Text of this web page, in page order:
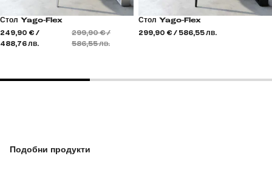
Подобни продукти
Стол Yago-Flex
249,90 € /
488,76 лв.
299,90 € /
586,55 лв.
Стол Yago-Flex
299,90 € / 586,55 лв.